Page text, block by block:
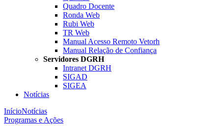
Quadro Docente
Ronda Web
Rubi Web
TR Web
Manual Acesso Remoto Vetorh
Manual Relação de Confiança
Servidores DGRH
Intranet DGRH
SIGAD
SIGEA
Notícias
InícioNotícias
Programas e Ações